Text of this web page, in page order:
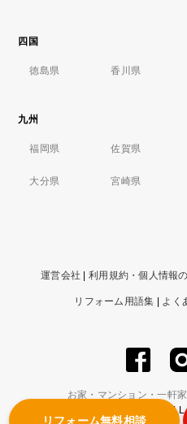
リフォーム無料相談
四国
徳島県 香川県
九州
福岡県 佐賀県
大分県 宮崎県
運営会社 利用規約・個人情報
リフォーム用語集 よく
お家・マンション・一軒
© ZIGExN Co., Ltd.